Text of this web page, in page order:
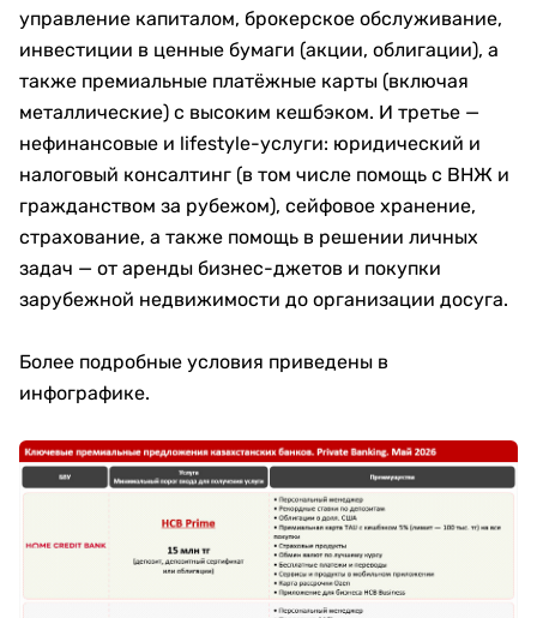
управление капиталом, брокерское обслуживание,
инвестиции в ценные бумаги (акции, облигации), а
также премиальные платёжные карты (включая
металлические) с высоким кешбэком. И третье —
нефинансовые и lifestyle-услуги: юридический и
налоговый консалтинг (в том числе помощь с ВНЖ и
гражданством за рубежом), сейфовое хранение,
страхование, а также помощь в решении личных
задач — от аренды бизнес-джетов и покупки
зарубежной недвижимости до организации досуга.
Более подробные условия приведены в
инфографике.